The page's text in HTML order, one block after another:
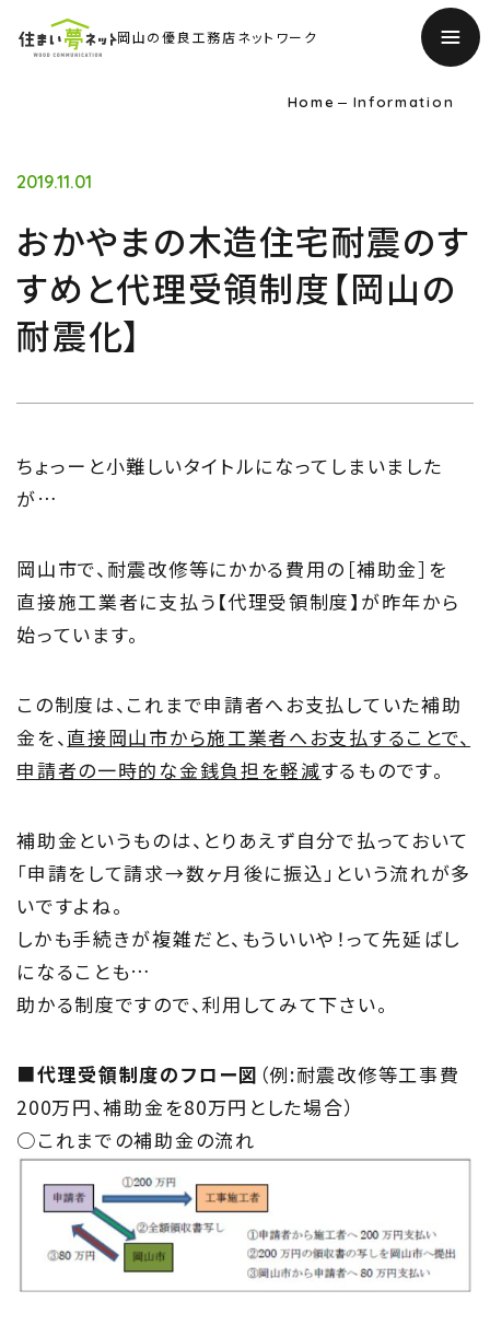
岡山の優良工務店ネットワーク
トップページ
住まい夢ネットとは
Concept
Philosophy
私たちの目指す家づくり
Members
住まい夢ネット加盟工務店
Project
私たちの取り組み
Information
家づくりに役立つ情報
Maintenance
家のメンテナンス
じゅうmado
住宅相談窓口 じゅうmado
Home Information
2019.11.01
おかやまの木造住宅耐震のす
すめと代理受領制度【岡山の
耐震化】
ちょっーと小難しいタイトルになってしまいました
が…
岡山市で、耐震改修等にかかる費用の［補助金］を
直接施工業者に支払う【代理受領制度】が昨年から
始っています。
この制度は、これまで申請者へお支払していた補助
金を、直接岡山市から施工業者へお支払することで、
申請者の一時的な金銭負担を軽減するものです。
補助金というものは、とりあえず自分で払っておいて
「申請をして請求→数ヶ月後に振込」という流れが多
いですよね。
しかも手続きが複雑だと、もういいや！って先延ばし
になることも…
助かる制度ですので、利用してみて下さい。
■代理受領制度のフロー図 （例:耐震改修等工事費
200万円、補助金を80万円とした場合）
○これまでの補助金の流れ